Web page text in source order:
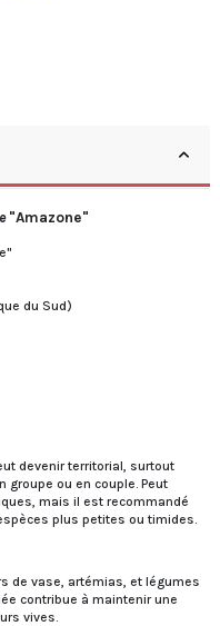
"Amazone"
du Sud)
devenir territorial, surtout
groupe ou en couple. Peut
mais il est recommandé
plus petites ou timides.
de vase, artémias, et légumes
contribue à maintenir une
vives.